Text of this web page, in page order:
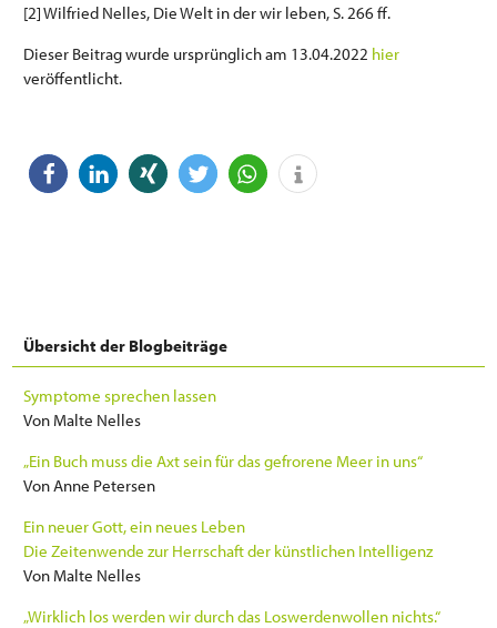
[2] Wilfried Nelles, Die Welt in der wir leben, S. 266 ff.
Dieser Beitrag wurde ursprünglich am 13.04.2022 hier
veröffentlicht.
Übersicht der Blogbeiträge
Symptome sprechen lassen
Von Malte Nelles
„Ein Buch muss die Axt sein für das gefrorene Meer in uns“
Von Anne Petersen
Ein neuer Gott, ein neues Leben
Die Zeitenwende zur Herrschaft der künstlichen Intelligenz
Von Malte Nelles
„Wirklich los werden wir durch das Loswerdenwollen nichts.“